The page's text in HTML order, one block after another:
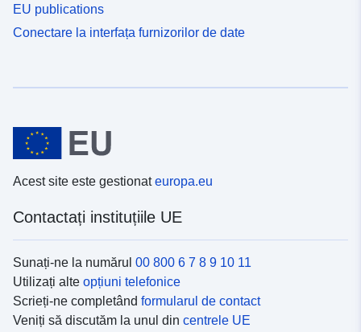
EU publications
Conectare la interfața furnizorilor de date
Acest site este gestionateuropa.eu
Contactați instituțiile UE
Sunați-ne la numărul 00 800 6 7 8 9 10 11
Utilizați alte opțiuni telefonice
Scrieți-ne completând formularul de contact
Veniți să discutăm la unul din centrele UE